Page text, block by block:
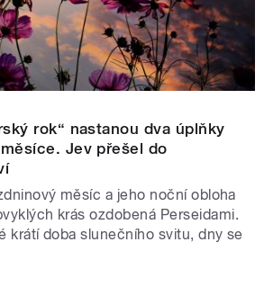
rok“ nastanou dva úplňky
Jev přešel do
měsíc a jeho noční obloha
krás ozdobená Perseidami.
krátí doba slunečního svitu, dny se